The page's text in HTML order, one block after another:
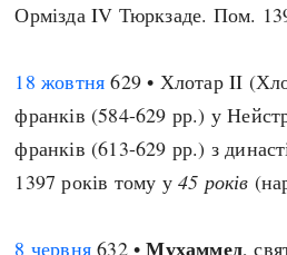
Ормізда IV Тюркзаде. Пом.
18 жовтня 629 • Хлотар II
франків (584-629 рр.) у
франків (613-629 рр.) з
1397 років тому у45 років
8 червня 632 •Мухаммед,